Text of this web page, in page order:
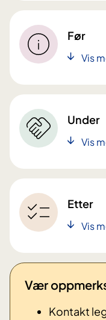
Før
Vis
Under
Vis
Etter
Vis
Vær
Kontakt